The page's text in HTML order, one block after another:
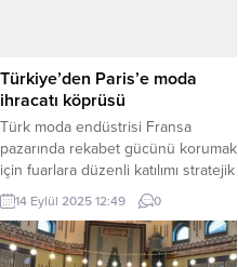
noktada hem binek hem ticari
araçlarda...
Türkiye’den Paris’e moda
ihracatı köprüsü
Türk moda endüstrisi Fransa
pazarında rekabet gücünü korumak
için fuarlara düzenli katılımı stratejik
öncelik olarak görüyor. Ege Hazır
Giyim ve Konfeksiyon İhracatçıları
Birliği, 16-18 Eylül 2025’te
düzenlenecek PV Manufacturing
14 Eylül 2025 12:49 0